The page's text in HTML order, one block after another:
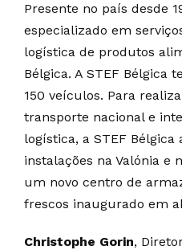
Presente no país desde
especializado em
logística de produtos
Bélgica. A STEF Bélgica
150 veículos. Para
transporte nacional e
logística, a STEF
instalações na Valónia e
um novo centro de
frescos inaugurado em
Christophe Gorin,